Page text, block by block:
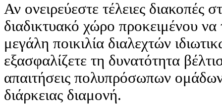
Αν ονειρεύεστε τέλειες
διαδικτυακό χώρο προκειμένου
μεγάλη ποικιλία διαλεχτών
εξασφαλίζετε τη δυνατότητα
απαιτήσεις πολυπρόσωπων
διάρκειας διαμονή.